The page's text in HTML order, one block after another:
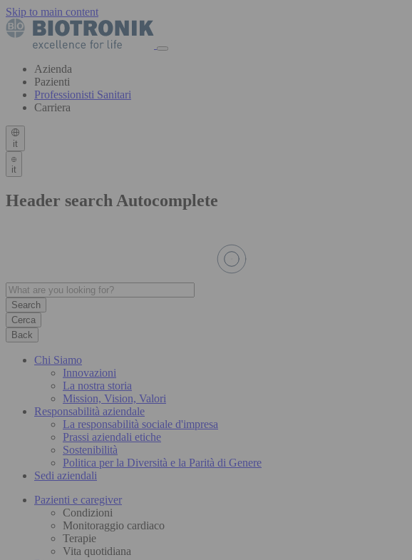
Skip to main content
Azienda
Pazienti
Professionisti Sanitari
Carriera
it
it
Header search Autocomplete
Cerca
Back
Chi Siamo
Innovazioni
La nostra storia
Mission, Vision, Valori
Responsabilità aziendale
La responsabilità sociale d'impresa
Prassi aziendali etiche
Sostenibilità
Politica per la Diversità e la Parità di Genere
Sedi aziendali
Pazienti e caregiver
Condizioni
Monitoraggio cardiaco
Terapie
Vita quotidiana